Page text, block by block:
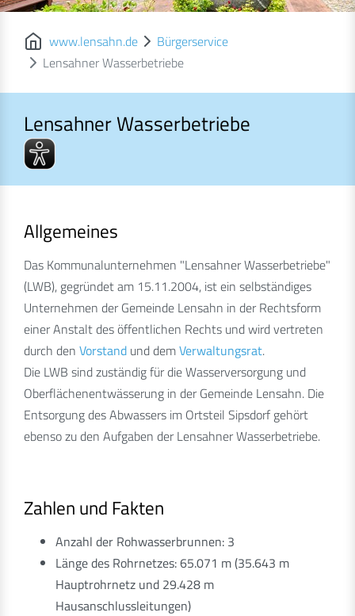
www.lensahn.de
Bürgerservice
Lensahner Wasserbetriebe
Lensahner Wasserbetriebe
Lensahner Wasserbetriebe
Allgemeines
Das Kommunalunternehmen "Lensahner Wasserbetriebe"
(LWB), gegründet am 15.11.2004, ist ein selbständiges
Unternehmen der Gemeinde Lensahn in der Rechtsform
einer Anstalt des öffentlichen Rechts und wird vertreten
durch den Vorstand und demVerwaltungsrat.
Die LWB sind zuständig für die Wasserversorgung und
Oberflächenentwässerung in der Gemeinde Lensahn. Die
Entsorgung des Abwassers im Ortsteil Sipsdorf gehört
ebenso zu den Aufgaben der Lensahner Wasserbetriebe.
Zahlen und Fakten
Anzahl der Rohwasserbrunnen: 3
Länge des Rohrnetzes: 65.071 m (35.643 m
Hauptrohrnetz und 29.428 m
Hausanschlussleitungen)